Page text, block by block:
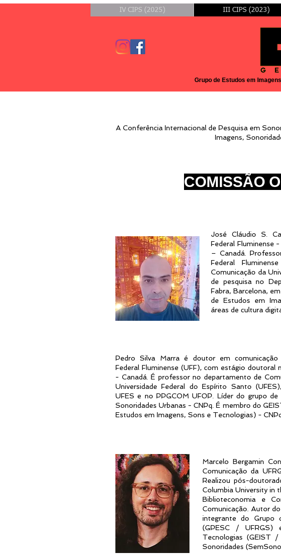
IV CIPS (2025) III CIPS (2023)
Grupo de Estudos em
A Conferência Internacional de Pesquisa em
Imagens,
COMISSÃO
José Cláudio S.
Federal Fluminense
– Canadá.
Federal
Comunicação da
de pesquisa no
Fabra, Barcelona,
de Estudos em
áreas de cultura
Pedro Silva Marra é doutor em comunicação
Federal Fluminense (UFF), com estágio doutoral
- Canadá. É professor no departamento de
Universidade Federal do Espírito Santo
UFES e no PPGCOM UFOP. Líder do grupo de
Sonoridades Urbanas - CNPq. É membro do
Estudos em Imagens, Sons e Tecnologias) -
Marcelo Bergamin
Comunicação da
Realizou pós-
Columbia University in
Biblioteconomia e
Comunicação. Autor
integrante do Grupo
(GPESC / UFRGS)
Tecnologias (GEIST
Sonoridades